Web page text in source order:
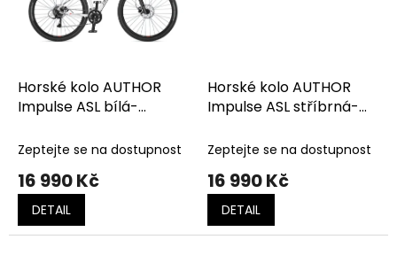
Horské kolo AUTHOR
Impulse ASL bílá-
Zeptejte se na dostupnost
16 990 Kč
DETAIL
Horské kolo AUTHOR
Impulse ASL stříbrná-
Zeptejte se na dostupnost
16 990 Kč
DETAIL